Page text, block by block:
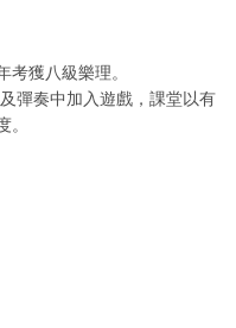
獲八級樂理。
彈奏中加入遊戲，課堂以有